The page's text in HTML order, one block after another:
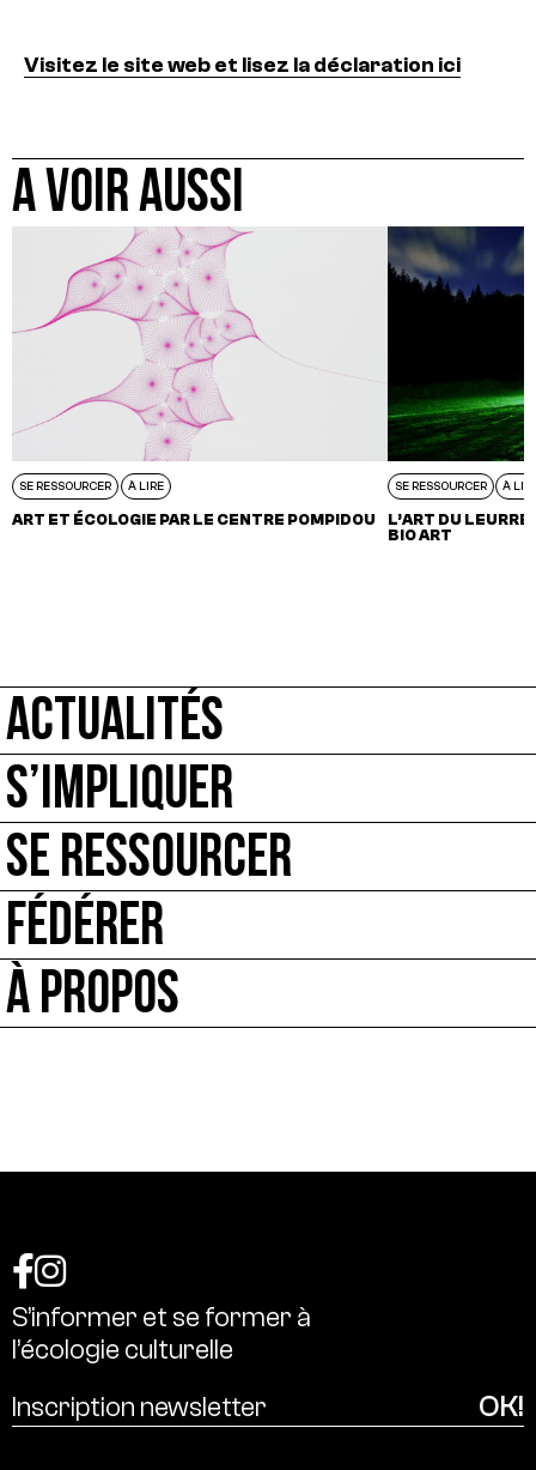
Visitez le site web et lisez la déclaration ici
A VOIR AUSSI
SE RESSOURCER À LIRE
ART ET ÉCOLOGIE PAR LE CENTRE POMPIDOU
SE RESSOURCER À
L’ART DU
BIO ART
ACTUALITÉS
S’IMPLIQUER
SE RESSOURCER
FÉDÉRER
À PROPOS
S’informer et se former à
l’écologie culturelle